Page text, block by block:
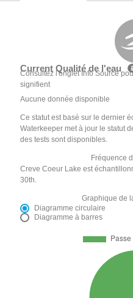
Current Qualité de l'eau
Consultez l'onglet Info Source
signifient
Aucune donnée disponible
Ce statut est basé sur le dernier
Waterkeeper met à jour le statut
des tests sont disponibles.
Fréquence
Creve Coeur Lake est
30th.
Graphique de
Diagramme circulaire
Diagramme à barres